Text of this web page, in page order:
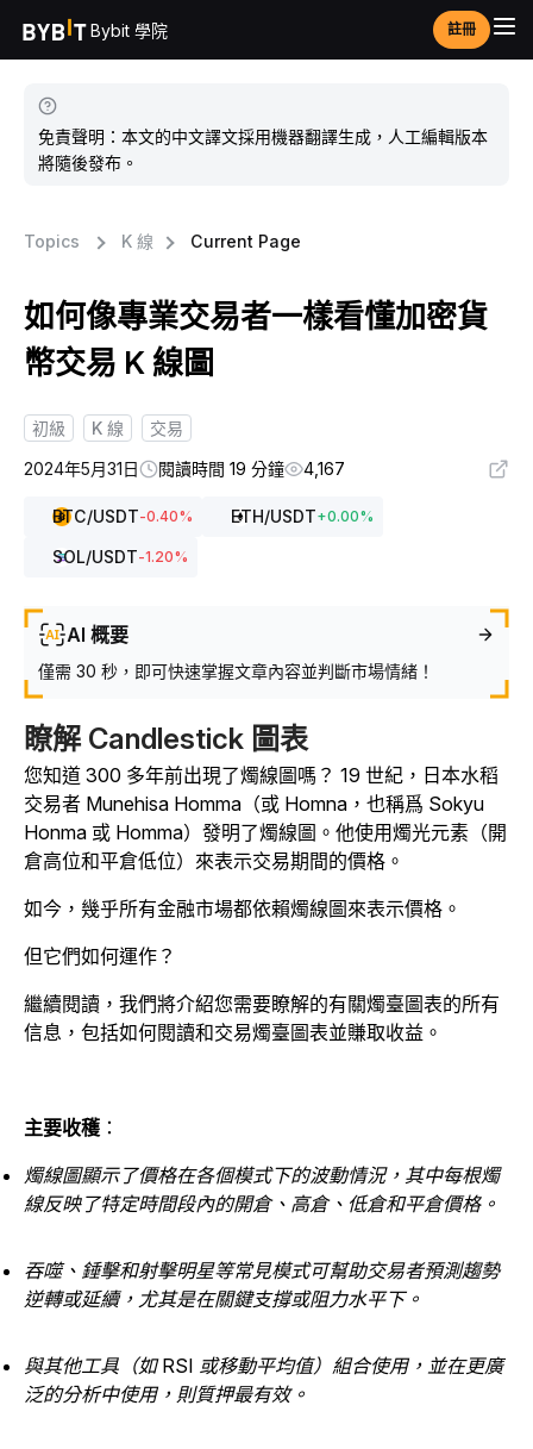
Bybit 學院 註冊
免責聲明：本文的中文譯文採用機器翻譯生成，人工編輯版本
將隨後發布。
Topics K 線 Current Page
如何像專業交易者一樣看懂加密貨
幣交易 K 線圖
初級 K 線
交易
2024年5月31日
閱讀時間 19 分鐘 4,167
BTC/USDT-0.40% ETH/USDT+0.00%
SOL/USDT-1.20%
AI 概要
僅需 30 秒，即可快速掌握文章內容並判斷市場情緒！
瞭解 Candlestick 圖表
您知道 300 多年前出現了燭線圖嗎？ 19 世紀，日本水稻
交易者 Munehisa Homma（或 Homna，也稱爲 Sokyu
Honma 或 Homma）發明了燭線圖。他使用燭光元素（開
倉高位和平倉低位）來表示交易期間的價格。
如今，幾乎所有金融市場都依賴燭線圖來表示價格。
但它們如何運作？
繼續閱讀，我們將介紹您需要瞭解的有關燭臺圖表的所有
信息，包括如何閱讀和交易燭臺圖表並賺取收益。
主要收穫 ：
燭線圖顯示了價格在各個模式下的波動情況，其中每根燭
線反映了特定時間段內的開倉、高倉、低倉和平倉價格。
吞噬、錘擊和射擊明星等常見模式可幫助交易者預測趨勢
逆轉或延續，尤其是在關鍵支撐或阻力水平下。
與其他工具（如 RSI 或移動平均值）組合使用，並在更廣
泛的分析中使用，則質押最有效。